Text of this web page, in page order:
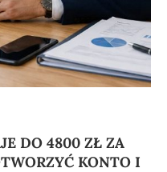
DO 4800 ZŁ ZA
KONTO I